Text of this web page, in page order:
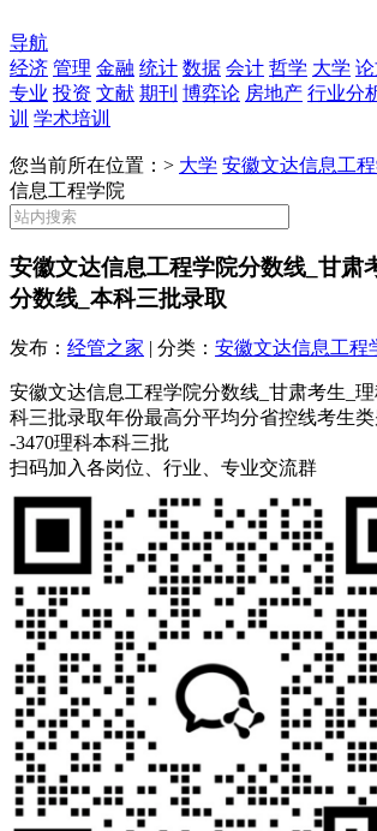
导航
经济 管理 金融 统计 数据 会计 哲学 大学
专业 投资 文献 期刊 博弈论 房地产 行业分
训 学术培训
您当前所在位置：> 大学 安徽文达信息工
信息工程学院
安徽文达信息工程学院分数线_甘肃
分数线_本科三批录取
发布： 经管之家 | 分类： 安徽文达信息工程
安徽文达信息工程学院分数线_甘肃考生_
科三批录取年份最高分平均分省控线考生
-3470理科本科三批
扫码加入各岗位、行业、专业交流群